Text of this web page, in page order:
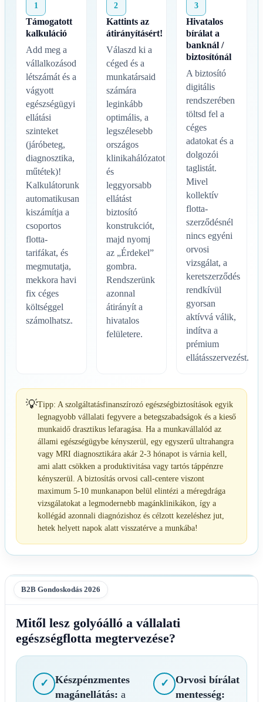
1
Támogatott
kalkuláció
Add meg a
vállalkozásod
létszámát és a
vágyott
egészségügyi
ellátási
szinteket
(járóbeteg,
diagnosztika,
műtétek)!
Kalkulátorunk
automatikusan
kiszámítja a
csoportos
flotta-
tarifákat, és
megmutatja,
mekkora havi
fix céges
költséggel
számolhatsz.
2
Kattints az
átirányításért!
Válaszd ki a
céged és a
munkatársaid
számára
leginkább
optimális, a
legszélesebb
országos
klinikahálózatot
és
leggyorsabb
ellátást
biztosító
konstrukciót,
majd nyomj
az „Érdekel”
gombra.
Rendszerünk
azonnal
átirányít a
hivatalos
felületere.
3
Hivatalos
bírálat a
banknál /
biztosítónál
A biztosító
digitális
rendszerében
töltsd fel a
céges
adatokat és a
dolgozói
taglistát.
Mivel
kollektív
flotta-
szerződésnél
nincs egyéni
orvosi
vizsgálat, a
keretszerződés
rendkívül
gyorsan
aktívvá válik,
indítva a
prémium
ellátásszervezést.
💡Tipp: A szolgáltatásfinanszírozó egészségbiztosítások egyik
legnagyobb vállalati fegyvere a betegszabadságok és a kieső
munkaidő drasztikus lefaragása. Ha a munkavállalód az
állami egészségügybe kényszerül, egy egyszerű ultrahangra
vagy MRI diagnosztikára akár 2-3 hónapot is várnia kell,
ami alatt csökken a produktivitása vagy tartós táppénzre
kényszerül. A biztosítás orvosi call-centere viszont
maximum 5-10 munkanapon belül elintézi a méregdrága
vizsgálatokat a legmodernebb magánklinikákon, így a
kollégád azonnali diagnózishoz és célzott kezeléshez jut,
hetek helyett napok alatt visszatérve a munkába!
B2B Gondoskodás 2026
Mitől lesz golyóálló a vállalati
egészségflotta megtervezése?
✓
Készpénzmentes
magánellátás: a
✓
Orvosi bírálat
mentesség: